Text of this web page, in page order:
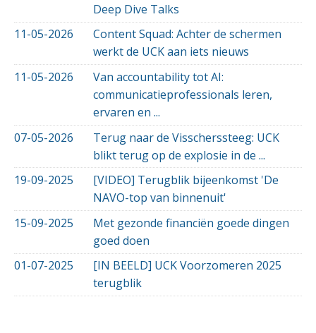
Deep Dive Talks
11-05-2026
Content Squad: Achter de schermen
werkt de UCK aan iets nieuws
11-05-2026
Van accountability tot AI:
communicatieprofessionals leren,
ervaren en ...
07-05-2026
Terug naar de Visscherssteeg: UCK
blikt terug op de explosie in de ...
19-09-2025
[VIDEO] Terugblik bijeenkomst 'De
NAVO-top van binnenuit'
15-09-2025
Met gezonde financiën goede dingen
goed doen
01-07-2025
[IN BEELD] UCK Voorzomeren 2025
terugblik